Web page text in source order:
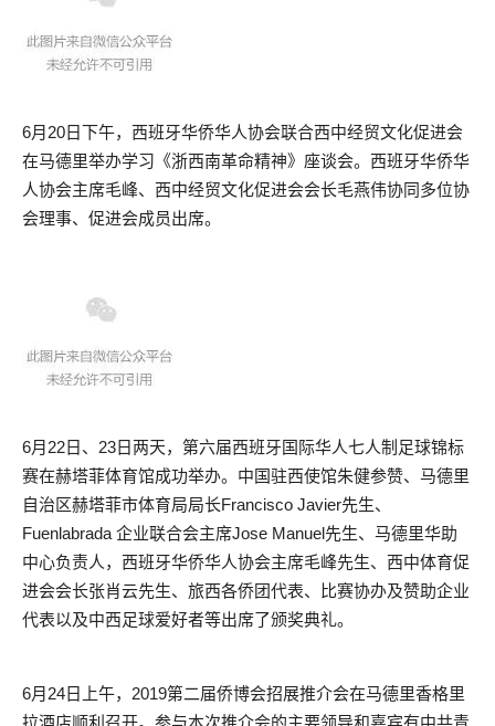
6月20日下午，西班牙华侨华人协会联合西中经贸文化促进会
在马德里举办学习《浙西南革命精神》座谈会。西班牙华侨华
人协会主席毛峰、西中经贸文化促进会会长毛燕伟协同多位协
会理事、促进会成员出席。
6月22日、23日两天，第六届西班牙国际华人七人制足球锦标
赛在赫塔菲体育馆成功举办。中国驻西使馆朱健参赞、马德里
自治区赫塔菲市体育局局长Francisco Javier先生、
Fuenlabrada 企业联合会主席Jose Manuel先生、马德里华助
中心负责人，西班牙华侨华人协会主席毛峰先生、西中体育促
进会会长张肖云先生、旅西各侨团代表、比赛协办及赞助企业
代表以及中西足球爱好者等出席了颁奖典礼。
6月24日上午，2019第二届侨博会招展推介会在马德里香格里
拉酒店顺利召开。参与本次推介会的主要领导和嘉宾有中共青